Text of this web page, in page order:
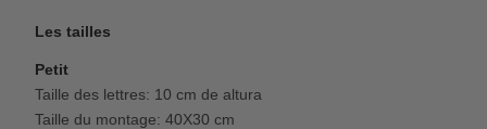
Les tailles
Petit
Taille des lettres: 10 cm de altura
Taille du montage: 40X30 cm